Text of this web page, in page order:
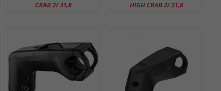
CRAB 2/ 31,8 HIGH CRAB 2/ 31,8